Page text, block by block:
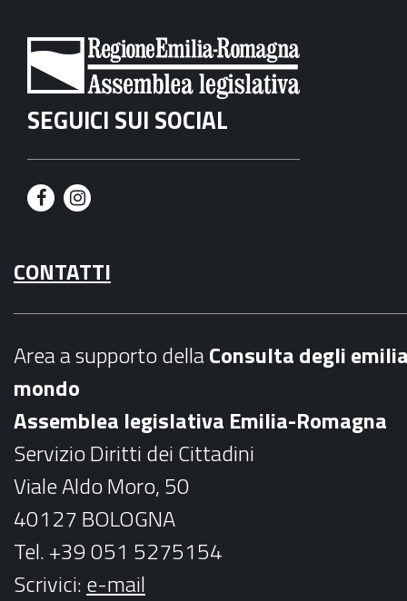
SEGUICI SUI SOCIAL
F
c
e
o
k
I
s
t
r
a
m
CONTATTI
Area a supporto dellaConsulta degli
mondo
Assemblea legislativa Emilia-Romagna
Servizio Diritti dei Cittadini
Viale Aldo Moro, 50
40127 BOLOGNA
Tel. +39 051 5275154
Scrivici:e-mail